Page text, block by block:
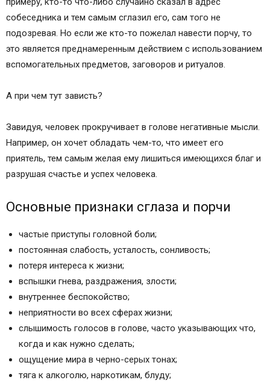
собеседника и тем самым сглазил его, сам того не
подозревая. Но если же кто-то пожелал навести порчу, то
это является преднамеренным действием с использованием
вспомогательных предметов, заговоров и ритуалов.
А при чем тут зависть?
Завидуя, человек прокручивает в голове негативные мысли.
Например, он хочет обладать чем-то, что имеет его
приятель, тем самым желая ему лишиться имеющихся благ и
разрушая счастье и успех человека.
Основные признаки сглаза и порчи
частые приступы головной боли;
постоянная слабость, усталость, сонливость;
потеря интереса к жизни;
вспышки гнева, раздражения, злости;
внутреннее беспокойство;
неприятности во всех сферах жизни;
слышимость голосов в голове, часто указывающих что,
когда и как нужно сделать;
ощущение мира в черно-серых тонах;
тяга к алкоголю, наркотикам, блуду;